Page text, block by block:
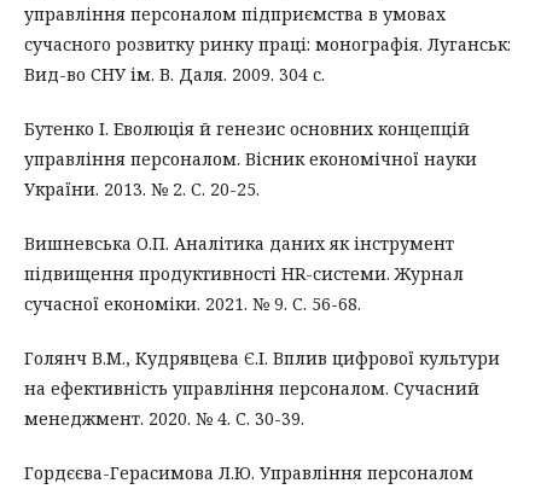
управління персоналом підприємства в умовах
сучасного розвитку ринку праці: монографія. Луганськ:
Вид-во СНУ ім. В. Даля. 2009. 304 с.
Бутенко І. Еволюція й генезис основних концепцій
управління персоналом. Вісник економічної науки
України. 2013. № 2. С. 20-25.
Вишневська О.П. Аналітика даних як інструмент
підвищення продуктивності HR-системи. Журнал
сучасної економіки. 2021. № 9. С. 56-68.
Голянч В.М., Кудрявцева Є.І. Вплив цифрової культури
на ефективність управління персоналом. Сучасний
менеджмент. 2020. № 4. С. 30-39.
Гордєєва-Герасимова Л.Ю. Управління персоналом